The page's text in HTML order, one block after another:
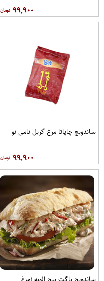
۹۹,۹۰۰
ساندویچ چاپاتا مرغ گریل نامی نو
۹۹,۹۰۰